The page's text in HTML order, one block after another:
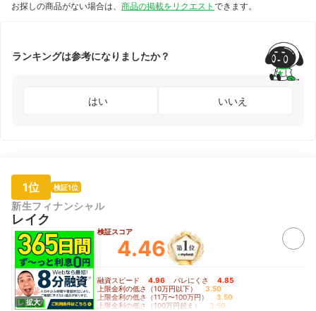
お探しの商品がない場合は、 商品の掲載をリクエスト できます。
ランキングは参考になりましたか？
はい いいえ
1位 検証1位
新生フィナンシャル
レイク
拡大
検証スコア
4.46
融資スピード 4.96 バレにくさ 4.85
上限金利の低さ（10万円以下） 3.50
上限金利の低さ（11万〜100万円） 3.50
上限金利の低さ（100万円超え） 3.50